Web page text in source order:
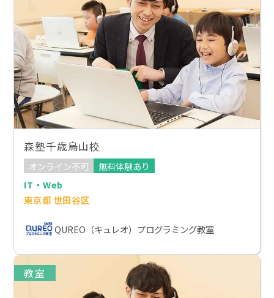
森塾千歳烏山校
オンライン不可
無料体験あり
IT・Web
東京都 世田谷区
QUREO（キュレオ）プログラミング教室
教室